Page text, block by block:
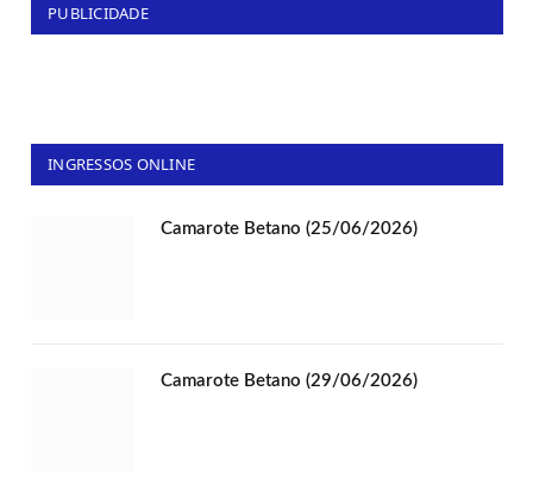
PUBLICIDADE
INGRESSOS ONLINE
Camarote Betano (25/06/2026)
Camarote Betano (29/06/2026)